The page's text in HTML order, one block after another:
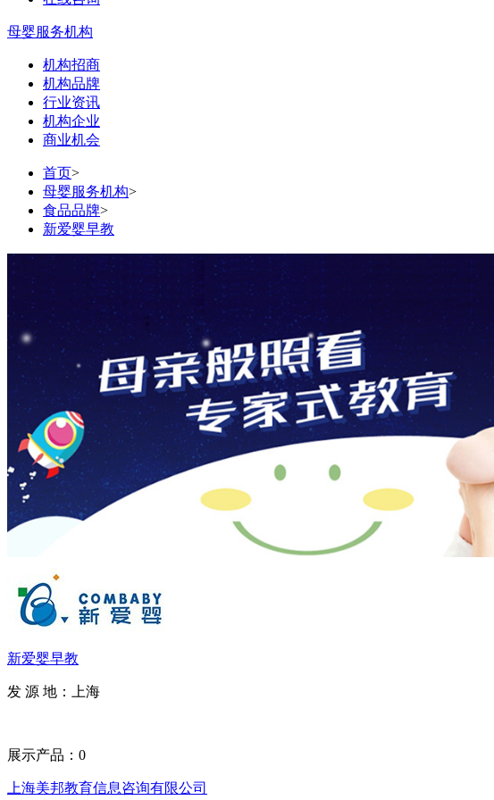
母婴服务机构
机构招商
机构品牌
行业资讯
机构企业
商业机会
首页>
母婴服务机构>
食品品牌>
新爱婴早教
新爱婴早教
发 源 地：上海
展示产品：0
上海美邦教育信息咨询有限公司